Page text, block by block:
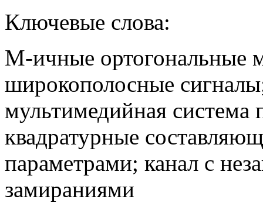
Ключевые слова:
М-ичные ортогональные
широкополосные
мультимедийная
квадратурные
параметрами; канал с
замираниями